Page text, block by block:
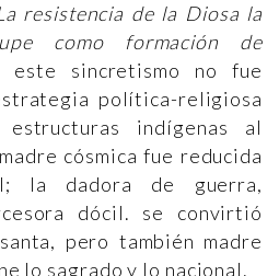
resistencia de la Diosa la
como formación de
este sincretismo no fue
política-religiosa
indígenas al
cósmica fue reducida
la dadora de guerra,
dócil. se convirtió
pero también madre
lo sagrado y lo nacional.